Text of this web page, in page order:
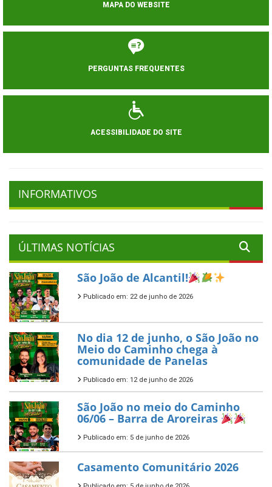
MAPA DO WEBSITE
PERGUNTAS FREQUENTES
ACESSIBILIDADE DO SITE
INFORMATIVOS
ÚLTIMAS NOTÍCIAS
São João de Alcantil!
Publicado em: 22 de junho de 2026
No dia 12 de junho, o São João no
Meio do Caminho chega à
comunidade de Panelas
Publicado em: 12 de junho de 2026
São João no meio do Caminho
06/06 – Barra de Aroreiras
Publicado em: 5 de junho de 2026
Casamento Comunitário 2026